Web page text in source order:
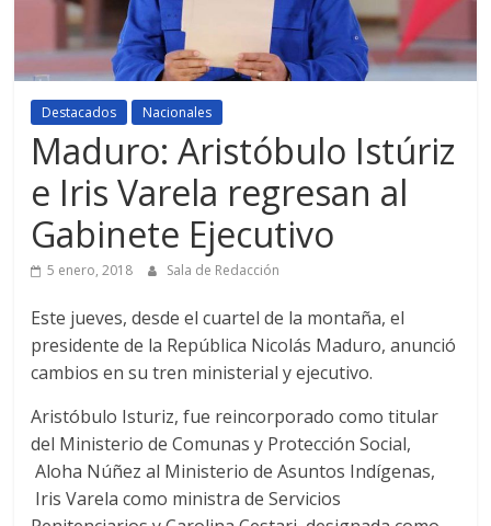
Destacados Nacionales
Maduro: Aristóbulo Istúriz
e Iris Varela regresan al
Gabinete Ejecutivo
5 enero, 2018 Sala de Redacción
Este jueves, desde el cuartel de la montaña, el
presidente de la República Nicolás Maduro, anunció
cambios en su tren ministerial y ejecutivo.
Aristóbulo Isturiz, fue reincorporado como titular
del Ministerio de Comunas y Protección Social,
Aloha Núñez al Ministerio de Asuntos Indígenas,
Iris Varela como ministra de Servicios